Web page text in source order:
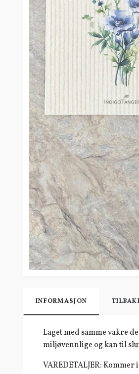
INFORMASJON
Laget med samme vakre
miljøvennlige og kan til
VAREDETALJER: Kommer